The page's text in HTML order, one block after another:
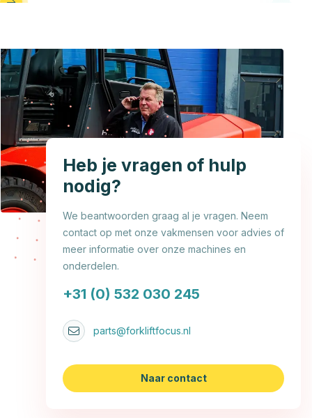
Heb je vragen of hulp
nodig?
We beantwoorden graag al je vragen. Neem
contact op met onze vakmensen voor advies of
meer informatie over onze machines en
onderdelen.
+31 (0) 532 030 245
parts@forkliftfocus.nl
Naar contact